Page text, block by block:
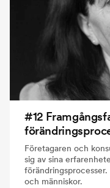
#12
Företagaren och
sig av sina
och människor.